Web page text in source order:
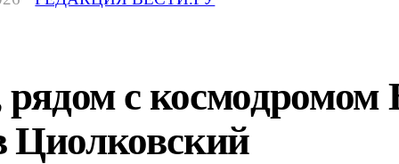
рядом с
Циолковский